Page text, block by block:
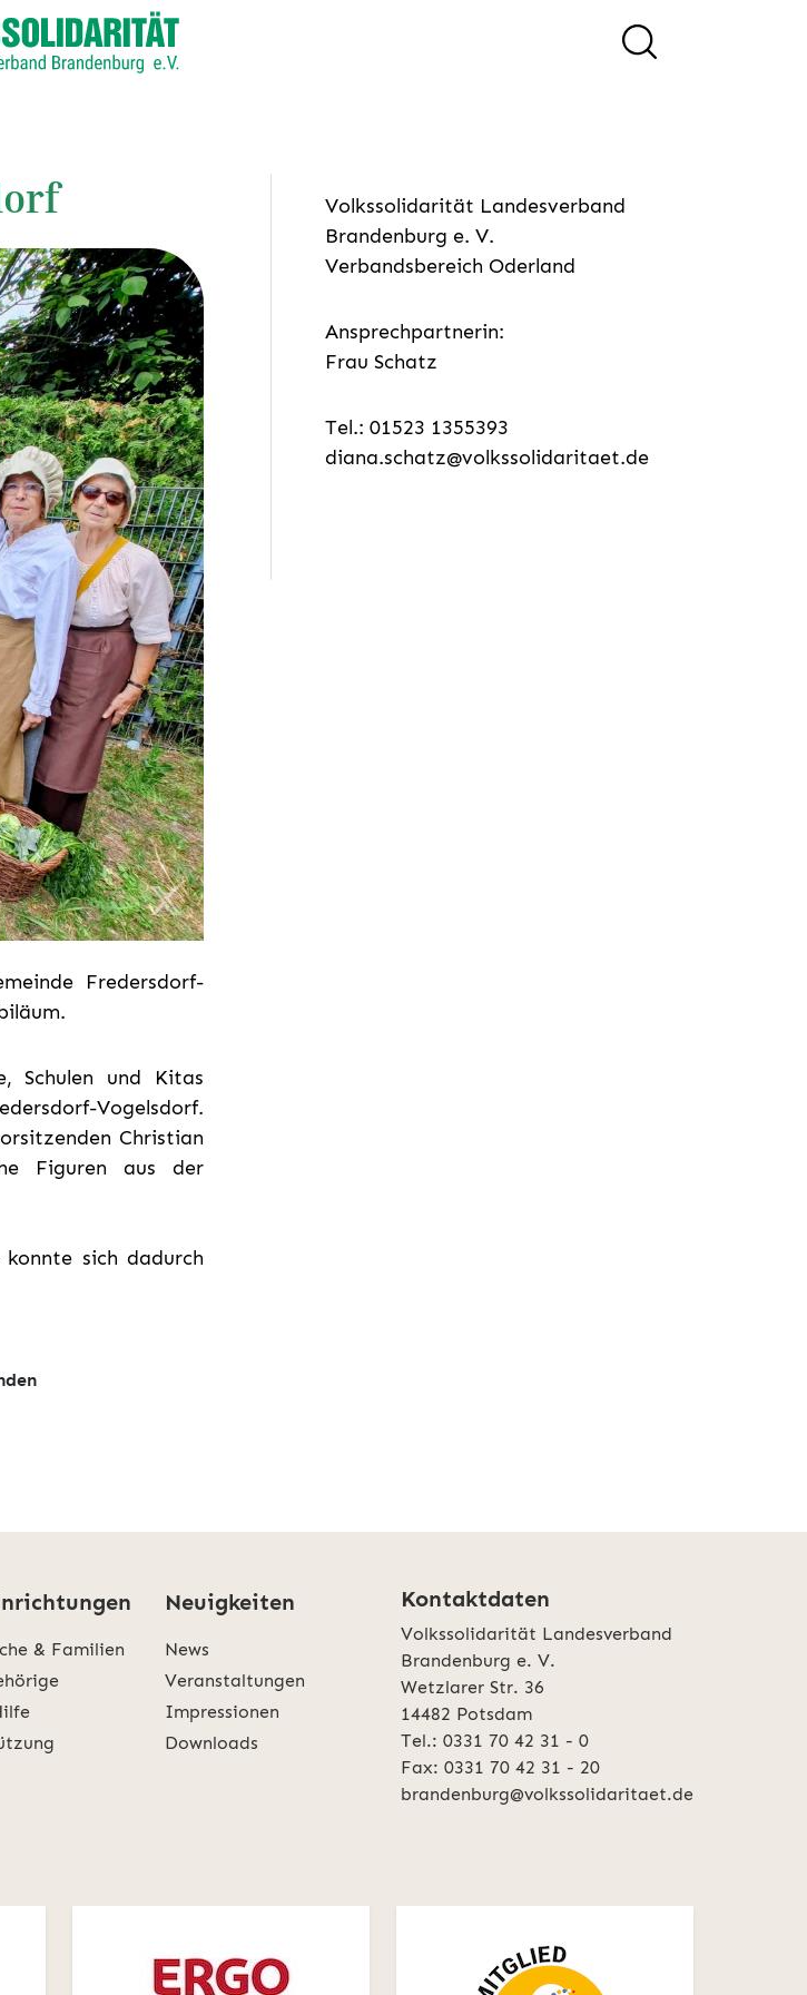
Fredersdorf-
Schulen und Kitas
Vogelsdorf.
Christian
Figuren aus der
sich dadurch
Volkssolidarität Landesverband
Brandenburg e. V.
Verbandsbereich Oderland
Ansprechpartnerin:
Frau Schatz
Tel.: 01523 1355393
diana.schatz@volkssolidaritaet.de
& Familien
Neuigkeiten
News
Veranstaltungen
Impressionen
Downloads
Kontaktdaten
Volkssolidarität Landesverband
Brandenburg e. V.
Wetzlarer Str. 36
14482 Potsdam
Tel.: 0331 70 42 31 - 0
Fax: 0331 70 42 31 - 20
brandenburg@volkssolidaritaet.de